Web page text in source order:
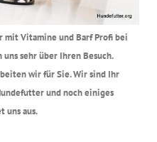
Vitamine und Barf Profi bei
sehr über Ihren Besuch.
wir für Sie. Wir sind Ihr
und noch einiges
uns aus.